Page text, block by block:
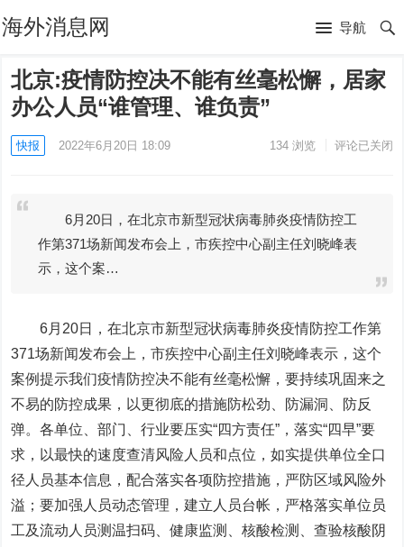
海外消息网 导航
北京:疫情防控决不能有丝毫松懈，居家
办公人员“谁管理、谁负责”
快报 2022年6月20日 18:09 134浏览 评论已关闭
6月20日，在北京市新型冠状病毒肺炎疫情防控工
作第371场新闻发布会上，市疾控中心副主任刘晓峰表
示，这个案…
6月20日，在北京市新型冠状病毒肺炎疫情防控工作第
371场新闻发布会上，市疾控中心副主任刘晓峰表示，这个
案例提示我们疫情防控决不能有丝毫松懈，要持续巩固来之
不易的防控成果，以更彻底的措施防松劲、防漏洞、防反
弹。各单位、部门、行业要压实“四方责任”，落实“四早”要
求，以最快的速度查清风险人员和点位，如实提供单位全口
径人员基本信息，配合落实各项防控措施，严防区域风险外
溢；要加强人员动态管理，建立人员台帐，严格落实单位员
工及流动人员测温扫码、健康监测、核酸检测、查验核酸阴